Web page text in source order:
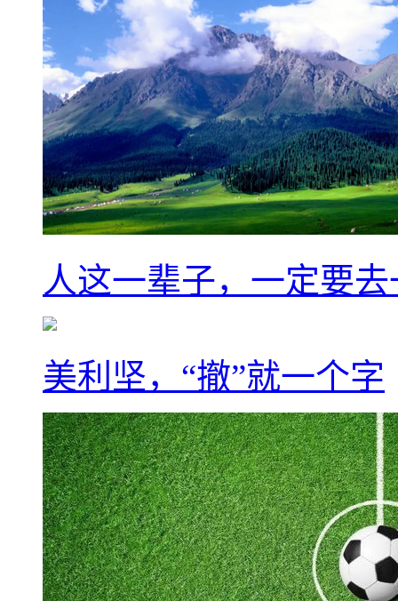
人这一辈子，一定要
美利坚，“撤”就一个字